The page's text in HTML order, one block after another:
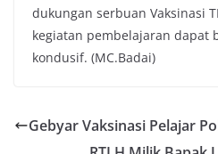
dukungan serbuan Vaksinasi
kegiatan pembelajaran dapat
kondusif. (MC.Badai)
Gebyar Vaksinasi Pelajar